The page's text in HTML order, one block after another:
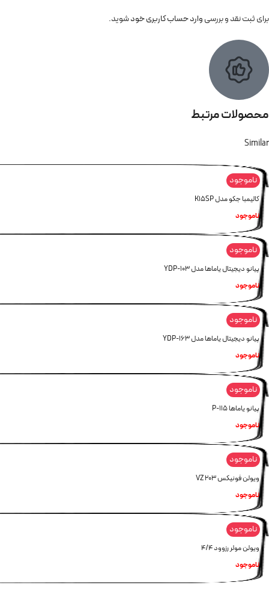
برای ثبت نقد و بررسیوارد حساب کاربری خودشوید.
محصولات مرتبط
Similar
ناموجود
کالیمبا جکو مدل K15SP
ناموجود
ناموجود
پیانو دیجیتال یاماها مدل YDP-103
ناموجود
ناموجود
پیانو دیجیتال یاماها مدل YDP-163
ناموجود
ناموجود
پیانو یاماها P-115
ناموجود
ناموجود
ویولن فونیکس VZ 203
ناموجود
ناموجود
ویولن مولر رزوود 4/4
ناموجود